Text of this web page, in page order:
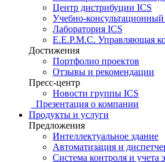
Центр дистрибуции ICS
Учебно-
Лаборатория ICS
E.E.P.M.C. Управляющая
Достижения
Портфолио проектов
Отзывы и рекомендации
Пресс-центр
Новости группы ICS
Презентация о компании
Продукты и услуги
Предложения
Интеллектуальное здание
Автоматизация и
Система контроля и учета